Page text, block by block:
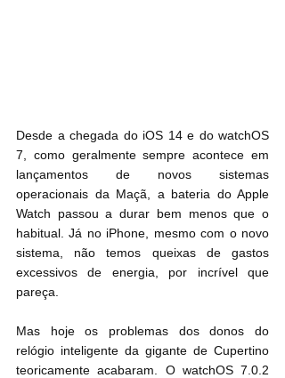
Desde a chegada do iOS 14 e do watchOS
7, como geralmente sempre acontece em
lançamentos de novos sistemas
operacionais da Maçã, a bateria do Apple
Watch passou a durar bem menos que o
habitual. Já no iPhone, mesmo com o novo
sistema, não temos queixas de gastos
excessivos de energia, por incrível que
pareça.
Mas hoje os problemas dos donos do
relógio inteligente da gigante de Cupertino
teoricamente acabaram. O watchOS 7.0.2